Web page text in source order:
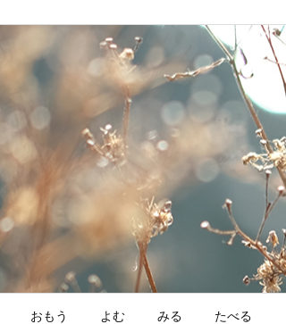
おもう よむ みる たべる